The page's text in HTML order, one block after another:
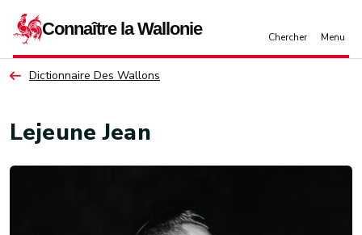
Dictionnaire Des Wallons
Lejeune Jean